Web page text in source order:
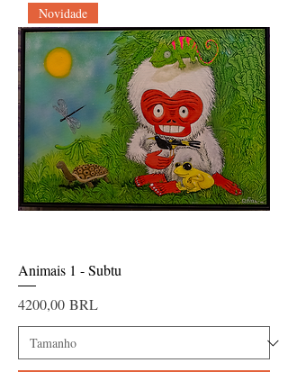
Novidade
Animais 1 - Subtu
Precio
4200,00 BRL